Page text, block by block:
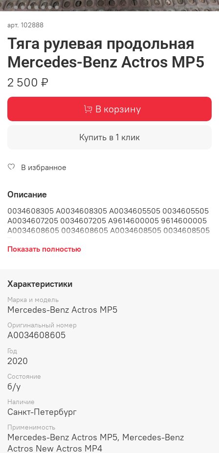
арт. 102888
Тяга рулевая продольная
Mercedes-Benz Actros MP5
2 500 ₽
В корзину
Купить в 1 клик
В избранное
Описание
0034608305 A0034608305 A0034605505 0034605505
A0034607205 0034607205 A9614600005 9614600005
A0034608605 0034608605 A0034608505 0034608505
машины 2020 года. Рулевая тяга продольная, тяга
Показать полностью
Характеристики
Марка и модель
Mercedes-Benz Actros MP5
Оригинальный номер
A0034608605
Год
2020
Состояние
б/у
Наличие
Санкт-Петербург
Применимость
Mercedes-Benz Actros MP5, Mercedes-Benz
Actros New Actros MP4